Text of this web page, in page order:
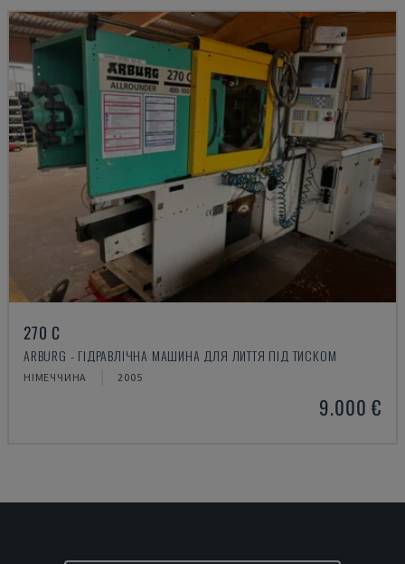
270 C
ARBURG - ГІДРАВЛІЧНА МАШИНА ДЛЯ ЛИТТЯ ПІД ТИСКОМ
НІМЕЧЧИНА 2005
9.000 €